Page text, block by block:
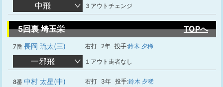
中飛 ３アウトチェンジ
5回裏 埼玉栄 TOPへ
7番 長岡 琉太(三) 右打 2年 投手:鈴木 夕稀
一邪飛 １アウト走者なし
8番 中村 太星(中) 右打 3年 投手:鈴木 夕稀